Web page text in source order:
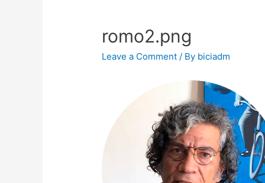
romo2.png
Leave a Comment / By biciadm